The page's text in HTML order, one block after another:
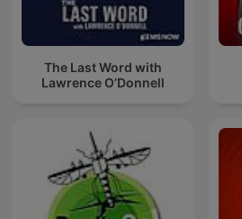
The Last Word with
Lawrence O’Donnell